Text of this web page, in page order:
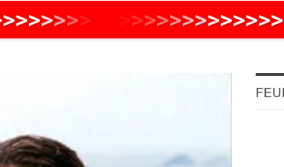
>>>>>>> >>>>>> >>>>